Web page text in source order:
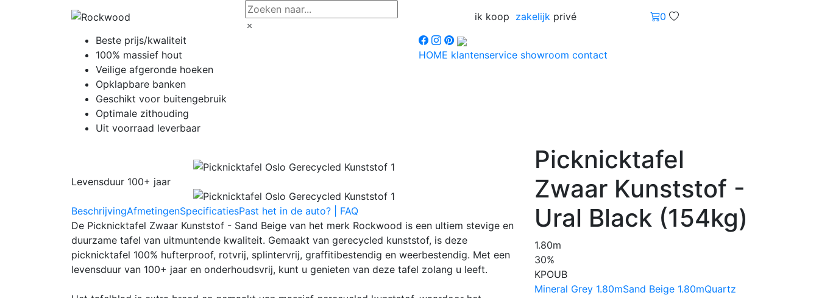
ik koop zakelijk privé
0
Beste prijs/kwaliteit
100% massief hout
Veilige afgeronde hoeken
Opklapbare banken
Geschikt voor buitengebruik
Optimale zithouding
Uit voorraad leverbaar
HOME klantenservice showroom contact
Levensduur 100+ jaar
BeschrijvingAfmetingenSpecificatiesPast het in de auto? | FAQ
De Picknicktafel Zwaar Kunststof - Sand Beige van het merk Rockwood is een ultiem stevige en
duurzame tafel van uitmuntende kwaliteit. Gemaakt van gerecycled kunststof, is deze
picknicktafel 100% hufterproof, rotvrij, splintervrij, graffitibestendig en weerbestendig. Met een
levensduur van 100+ jaar en onderhoudsvrij, kunt u genieten van deze tafel zolang u leeft.
Picknicktafel
Zwaar Kunststof -
Ural Black (154kg)
1.80m
30%
KPOUB
Mineral Grey 1.80mSand Beige 1.80mQuartz